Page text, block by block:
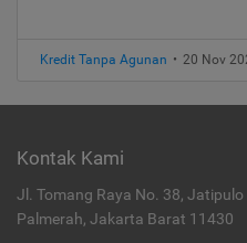
Kredit Tanpa Agunan • 20 Nov
Kontak Kami
Jl. Tomang Raya No. 38, Jatipulo
Palmerah, Jakarta Barat 11430